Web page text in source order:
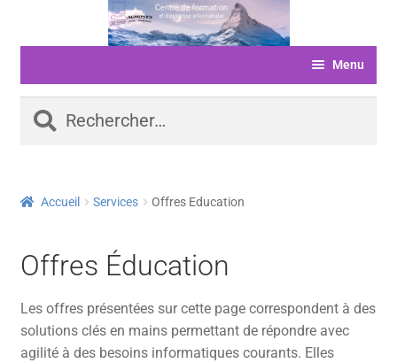
navigation
Menu
ACCUEIL
SERVICES
INFORMATIONS
FINANCEMENT
Accueil Services Offres Education
Offres Éducation
Les offres présentées sur cette page correspondent à des
solutions clés en mains permettant de répondre avec
agilité à des besoins informatiques courants. Elles